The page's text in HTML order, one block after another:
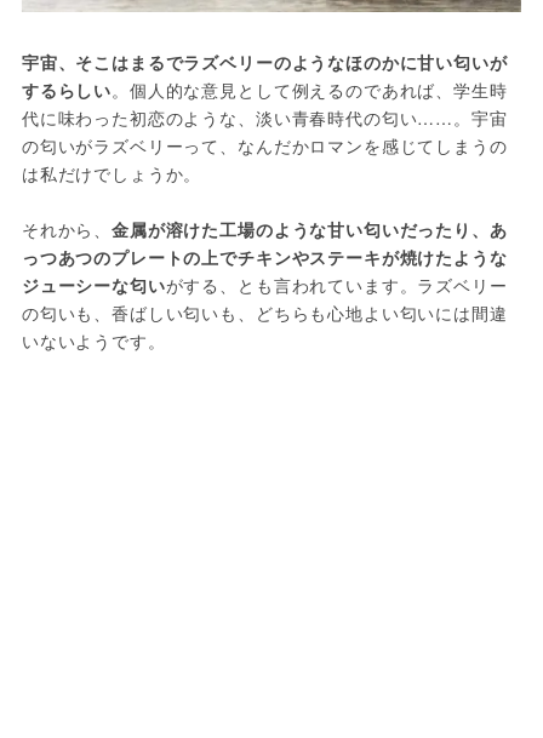
宇宙、そこはまるでラズベリーのようなほのかに甘い匂いが
するらしい。個人的な意見として例えるのであれば、学生時
代に味わった初恋のような、淡い青春時代の匂い……。宇宙
の匂いがラズベリーって、なんだかロマンを感じてしまうの
は私だけでしょうか。
それから、金属が溶けた工場のような甘い匂いだったり、あ
っつあつのプレートの上でチキンやステーキが焼けたような
ジューシーな匂いがする、とも言われています。ラズベリー
の匂いも、香ばしい匂いも、どちらも心地よい匂いには間違
いないようです。